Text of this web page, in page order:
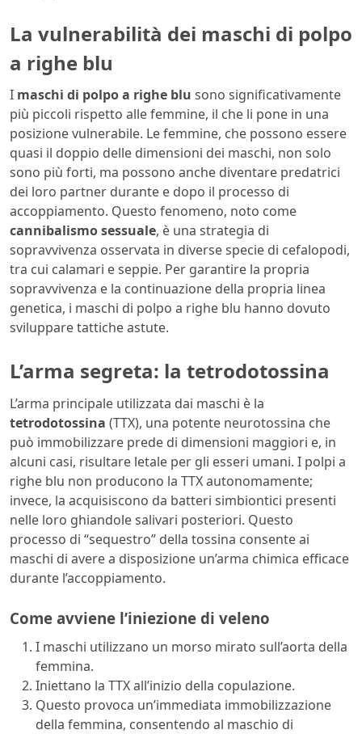
La vulnerabilità dei maschi di polpo
a righe blu
I maschi di polpo a righe blu sono significativamente
più piccoli rispetto alle femmine, il che li pone in una
posizione vulnerabile. Le femmine, che possono essere
quasi il doppio delle dimensioni dei maschi, non solo
sono più forti, ma possono anche diventare predatrici
dei loro partner durante e dopo il processo di
accoppiamento. Questo fenomeno, noto come
cannibalismo sessuale, è una strategia di
sopravvivenza osservata in diverse specie di cefalopodi,
tra cui calamari e seppie. Per garantire la propria
sopravvivenza e la continuazione della propria linea
genetica, i maschi di polpo a righe blu hanno dovuto
sviluppare tattiche astute.
L’arma segreta: la tetrodotossina
L’arma principale utilizzata dai maschi è la
tetrodotossina (TTX), una potente neurotossina che
può immobilizzare prede di dimensioni maggiori e, in
alcuni casi, risultare letale per gli esseri umani. I polpi a
righe blu non producono la TTX autonomamente;
invece, la acquisiscono da batteri simbiontici presenti
nelle loro ghiandole salivari posteriori. Questo
processo di “sequestro” della tossina consente ai
maschi di avere a disposizione un’arma chimica efficace
durante l’accoppiamento.
Come avviene l’iniezione di veleno
I maschi utilizzano un morso mirato sull’aorta della
femmina.
Iniettano la TTX all’inizio della copulazione.
Questo provoca un’immediata immobilizzazione
della femmina, consentendo al maschio di